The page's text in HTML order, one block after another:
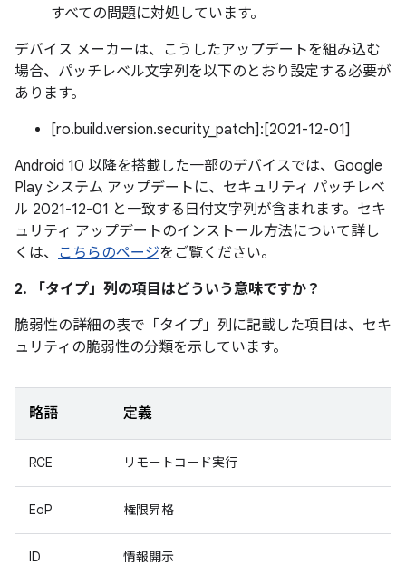
すべての問題に対処しています。
デバイス メーカーは、こうしたアップデートを組み込む
場合、パッチレベル文字列を以下のとおり設定する必要が
あります。
[ro.build.version.security_patch]:[2021-12-01]
Android 10 以降を搭載した一部のデバイスでは、Google
Play システム アップデートに、セキュリティ パッチレベ
ル 2021-12-01 と一致する日付文字列が含まれます。セキ
ュリティ アップデートのインストール方法について詳し
くは、 こちらのページをご覧ください。
2. 「タイプ」 列の項目はどういう意味ですか？
脆弱性の詳細の表で「タイプ」 列に記載した項目は、セキ
ュリティの脆弱性の分類を示しています。
略語 定義
RCE リモートコード実行
EoP 権限昇格
ID 情報開示